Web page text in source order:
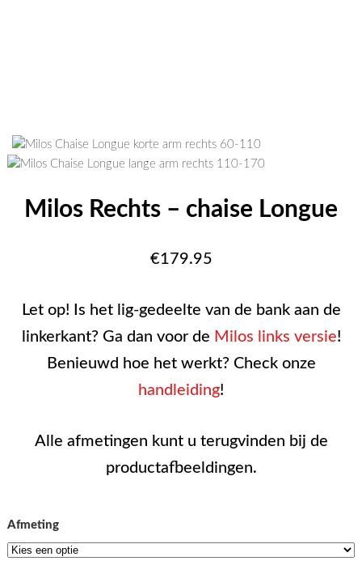
Milos Rechts – chaise Longue
€179.95
Let op! Is het lig-gedeelte van de bank aan de
linkerkant? Ga dan voor de Milos links versie!
Benieuwd hoe het werkt? Check onze
handleiding!
Alle afmetingen kunt u terugvinden bij de
productafbeeldingen.
Afmeting